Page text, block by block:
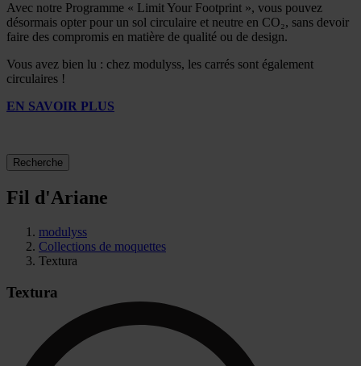
Avec notre Programme « Limit Your Footprint », vous pouvez
désormais opter pour un sol circulaire et neutre en CO₂, sans devoir
faire des compromis en matière de qualité ou de design.
Vous avez bien lu : chez modulyss, les carrés sont également
circulaires !
EN SAVOIR PLUS
Recherche
Fil d'Ariane
modulyss
Collections de moquettes
Textura
Textura